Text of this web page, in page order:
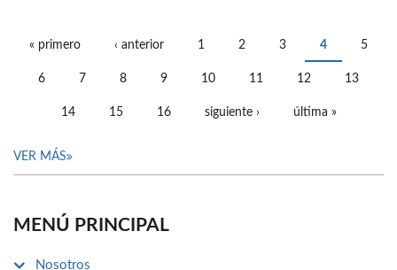
« primero ‹ anterior 1 2 3 4 5
6 7 8 9 10 11 12 13
14 15 16 siguiente › última »
VER MÁS
MENÚ PRINCIPAL
Nosotros